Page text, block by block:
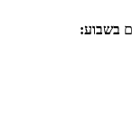
בשבוע: